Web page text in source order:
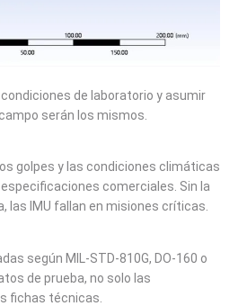
condiciones de laboratorio y asumir
serán los mismos.
los golpes y las condiciones climáticas
comerciales. Sin la
las IMU fallan en misiones críticas.
según MIL-STD-810G, DO-160 o
de prueba, no solo las
fichas técnicas.